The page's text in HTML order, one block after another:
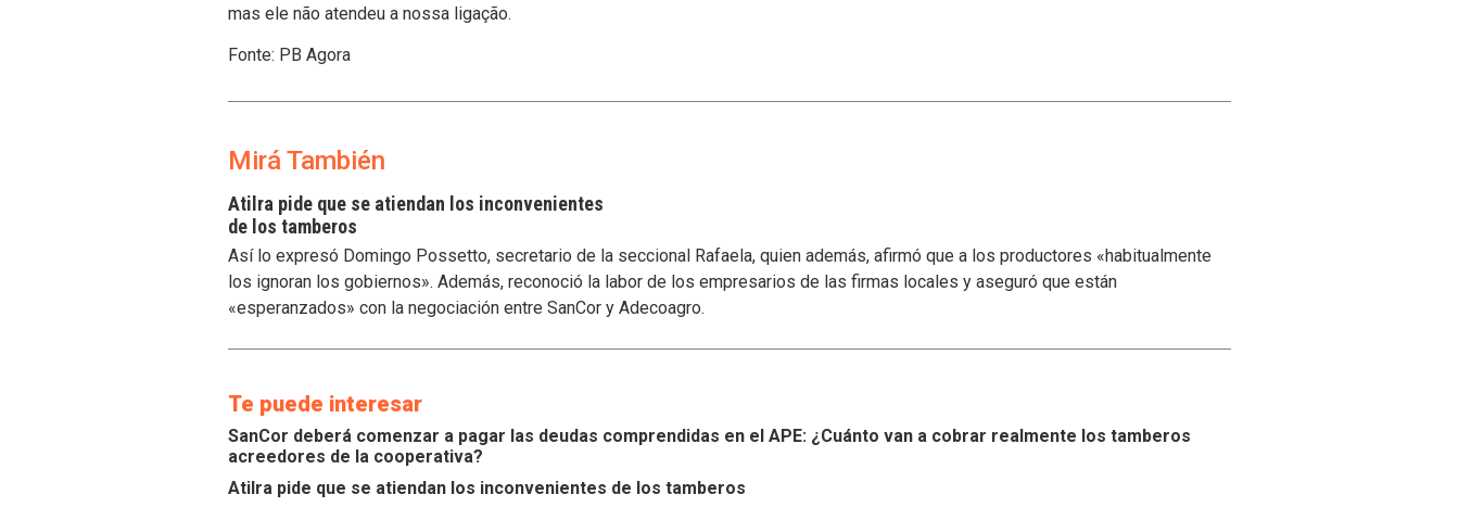
mas ele não atendeu a nossa ligação.
Fonte: PB Agora
Mirá También
Atilra pide que se atiendan los inconvenientes
de los tamberos
Así lo expresó Domingo Possetto, secretario de la seccional Rafaela, quien además, afirmó que a los productores «habitualmente
los ignoran los gobiernos». Además, reconoció la labor de los empresarios de las firmas locales y aseguró que están
«esperanzados» con la negociación entre SanCor y Adecoagro.
Te puede interesar
SanCor deberá comenzar a pagar las deudas comprendidas en el APE: ¿Cuánto van a cobrar realmente los tamberos
acreedores de la cooperativa?
Atilra pide que se atiendan los inconvenientes de los tamberos